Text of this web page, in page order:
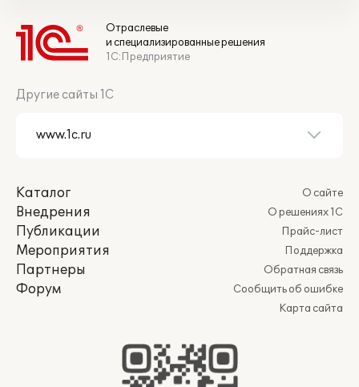
Отраслевые
и специализированные решения
1С:Предприятие
Другие сайты 1С
Каталог
Внедрения
Публикации
Мероприятия
Партнеры
Форум
О сайте
О решениях 1С
Прайс-лист
Поддержка
Обратная связь
Сообщить об ошибке
Карта сайта